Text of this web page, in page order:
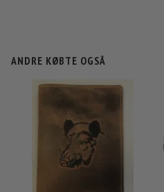
ANDRE KØBTE OGSÅ